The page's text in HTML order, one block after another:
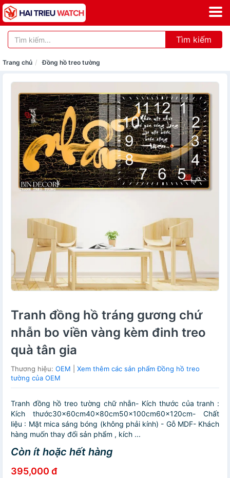
Tìm kiếm
Trang chủ Đồng hồ treo tường
Tranh đồng hồ tráng gương chứ
nhẫn bo viền vàng kèm đinh treo
quà tân gia
Thương hiệu: OEM
Xem thêm các sản phẩm Đồng hồ treo
tường của OEM
Tranh đồng hồ treo tường chữ nhẫn- Kích thước của tranh :
Kích thước30x60cm40x80cm50x100cm60x120cm- Chất
liệu : Mặt mica sáng bóng (không phải kính) - Gỗ MDF- Khách
hàng muốn thay đổi sản phẩm , kích ...
Còn ít hoặc hết hàng
395,000 đ